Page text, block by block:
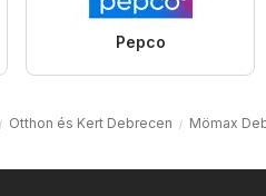
Pepco
Otthon és Kert Debrecen Mömax